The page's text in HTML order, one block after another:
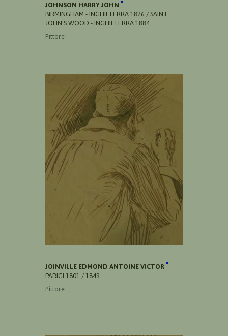
JOHNSON HARRY JOHN
BIRMINGHAM - INGHILTERRA 1826 / SAINT
JOHN'S WOOD - INGHILTERRA 1884
Pittore
JOINVILLE EDMOND ANTOINE VICTOR
PARIGI 1801 / 1849
Pittore